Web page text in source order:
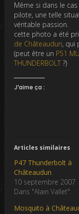
Même si dans le
pilote, une telle
véritable passion.
cette photo a été
de Châteaudun, qui
(peut être un P51
THUNDERBOLT ?)
J’aime ça :
Articles similaires
P47 Thunderbolt à
Châteaudun
10 septembre 2007
Dans "Alain Vallet"
Mosquito à